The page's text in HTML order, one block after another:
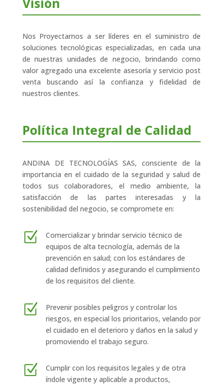
Nos Proyectarnos a ser líderes en el suministro de
soluciones tecnológicas especializadas, en cada una
de nuestras unidades de negocio, brindando como
valor agregado una excelente asesoría y servicio post
venta buscando así la confianza y fidelidad de
nuestros clientes.
Política Integral de Calidad
ANDINA DE TECNOLOGÍAS SAS, consciente de la
importancia en el cuidado de la seguridad y salud de
todos sus colaboradores, el medio ambiente, la
satisfacción de las partes interesadas y la
sostenibilidad del negocio, se compromete en:
Z
Comercializar y brindar servicio técnico de
equipos de alta tecnología, además de la
prevención en salud; con los estándares de
calidad definidos y asegurando el cumplimiento
de los requisitos del cliente.
Z
Prevenir posibles peligros y controlar los
riesgos, en especial los prioritarios, velando por
el cuidado en el deterioro y daños en la salud y
promoviendo el trabajo seguro.
Z
Cumplir con los requisitos legales y de otra
índole vigente y aplicable a productos,